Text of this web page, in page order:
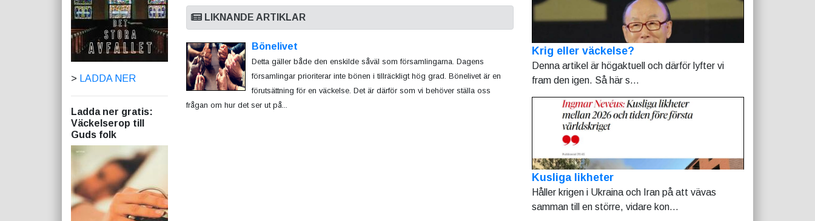
> LADDA NER
Ladda ner gratis:
Väckelserop till
Guds folk
LIKNANDE ARTIKLAR
Bönelivet
Detta gäller både den enskilde såväl som församlingarna. Dagens
församlingar prioriterar inte bönen i tillräckligt­ hög grad. Bönelivet är en
förutsättning för en väckelse. Det är därför som vi behöver ställa oss
frågan om hur det ser ut på...
Krig eller väckelse?
Denna artikel är högaktuell och därför lyfter vi
fram den igen. Så här s...
Kusliga likheter
Håller krigen i Ukraina och Iran på att vävas
samman till en större, vidare kon...